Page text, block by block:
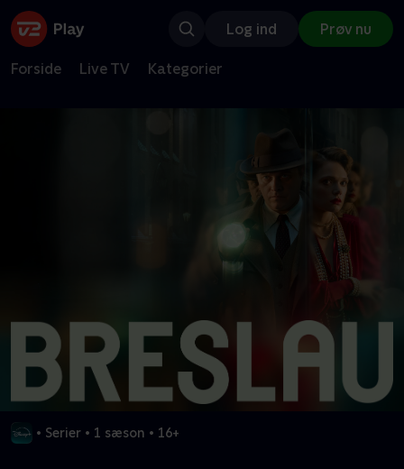
Log ind Prøv nu
Forside Live TV Kategorier
• Serier • 1 sæson • 16+